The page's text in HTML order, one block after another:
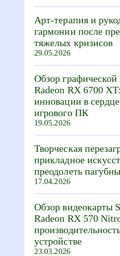
Арт-терапия и
гармонии после
тяжелых кризисов
29.05.2026
Обзор
Radeon RX 6700
инновации в
игрового ПК
19.05.2026
Творческая
прикладное
преодолеть
17.04.2026
Обзор видеокарты
Radeon RX 570
устройстве
23.03.2026